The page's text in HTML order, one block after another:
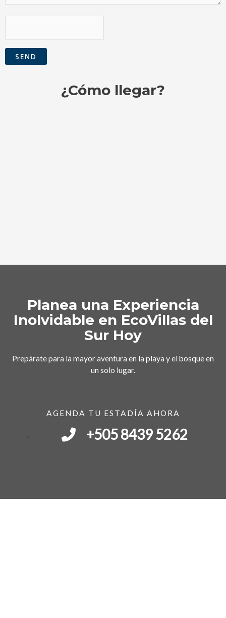
¿Cómo llegar?
Planea una Experiencia
Inolvidable en EcoVillas del
Sur Hoy
Prepárate para la mayor aventura en la playa y el bosque en
un solo lugar.
AGENDA TU ESTADÍA AHORA
+505 8439 5262